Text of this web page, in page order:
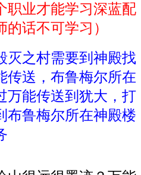
职业才能学习深蓝配
话不可学习）
灭之村需要到神殿找
传送，布鲁梅尔所在
万能传送到犹大，打
布鲁梅尔所在神殿楼